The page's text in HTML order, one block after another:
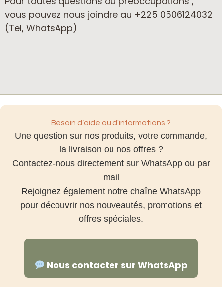
vous pouvez nous joindre au +225 0506124032
(Tel, WhatsApp)
Besoin d’aide ou d'informations ?
Une question sur nos produits, votre commande,
la livraison ou nos offres ?
Contactez-nous directement sur WhatsApp ou par
mail
Rejoignez également notre chaîne WhatsApp
pour découvrir nos nouveautés, promotions et
offres spéciales.
Nous contacter sur WhatsApp